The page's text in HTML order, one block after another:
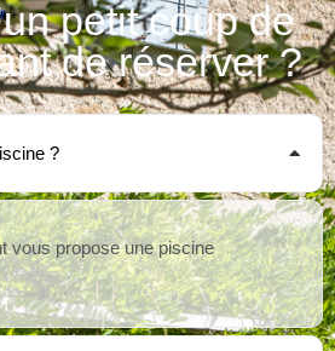
petit coup de
de réserver ?
?
vous propose une piscine